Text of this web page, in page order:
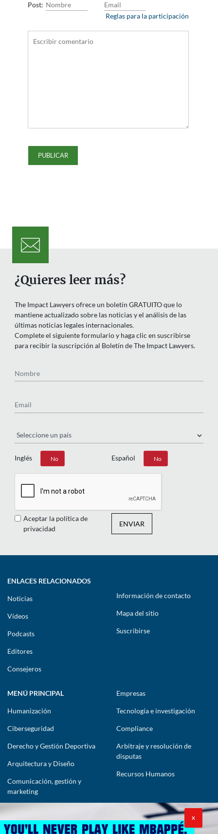
Post:
Reglas para la participación
¿Quieres leer más?
The Impact Lawyers ofrece un boletín GRATUITO que lo
mantiene actualizado sobre las noticias y el análisis de las
últimas noticias legales internacionales.
Complete el siguiente formulario y haga clic en suscribirse
para recibir la suscripción al Boletín de The Impact Lawyers.
Inglés
Sí No Español
Sí No
Aceptar la política de
privacidad
ENVIAR
ENLACES RELACIONADOS
Noticias
Vídeos
Podcasts
Editores
Consejeros
Información de contacto
Mapa del sitio
Suscribirse
MENÚ PRINCIPAL
Humanización
Ciberseguridad
Derecho y Gestión Deportiva
Arquitectura y Diseño
Comunicación, gestión y
marketing
Empresas
Tecnología e investigación
Compliance
Arbitraje y resolución de
disputas
Recursos Humanos
lawyers@theimpactlawyers.com
X